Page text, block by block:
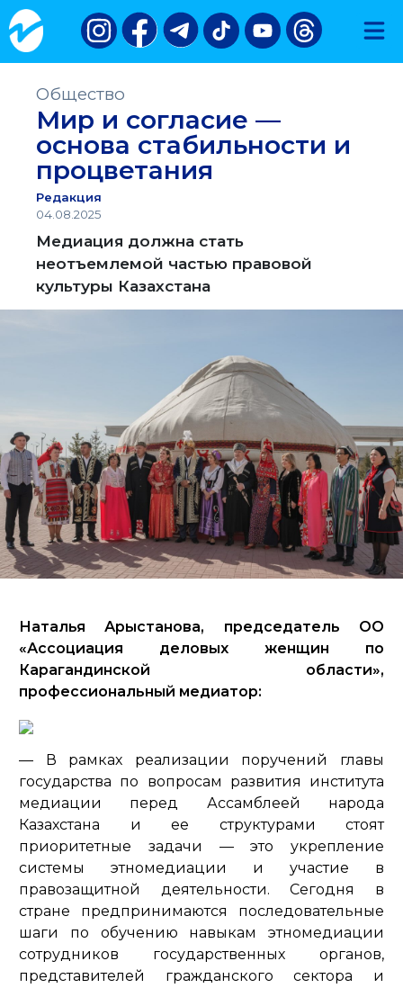
Общество
Мир и согласие —
основа стабильности и
процветания
Редакция
04.08.2025
Медиация должна стать
неотъемлемой частью правовой
культуры Казахстана
Наталья Арыстанова, председатель ОО
«Ассоциация деловых женщин по
Карагандинской области»,
профессиональный медиатор:
— В рамках реализации поручений главы
государства по вопросам развития института
медиации перед Ассамблеей народа
Казахстана и ее структурами стоят
приоритетные задачи — это укрепление
системы этномедиации и участие в
правозащитной деятельности. Сегодня в
стране предпринимаются последовательные
шаги по обучению навыкам этномедиации
сотрудников государственных органов,
представителей гражданского сектора и